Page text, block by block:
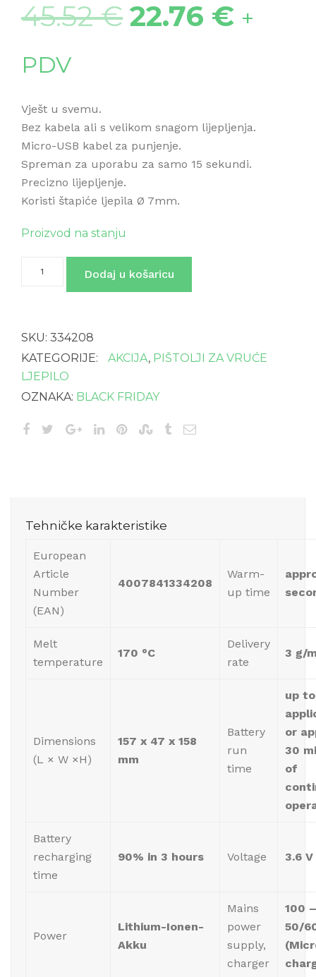
45.52€ 22.76 € +
PDV
Vješt u svemu.
Bez kabela ali s velikom snagom lijepljenja.
Micro-USB kabel za punjenje.
Spreman za uporabu za samo 15 sekundi.
Precizno lijepljenje.
Koristi štapiće ljepila Ø 7mm.
Proizvod na stanju
količina
Dodaj u košaricu
SKU: 334208
KATEGORIJE:
AKCIJA, PIŠTOLJI ZA VRUĆE
LJEPILO
OZNAKA: BLACK FRIDAY
Tehničke karakteristike
European
Article
Number
(EAN)
4007841334208
Warm-
up time
Melt
temperature
170 °C
Delivery
rate
3 g/
Dimensions
(L × W ×H)
157 x 47 x 158
mm
Battery
run
time
up
or
30
of
Battery
recharging
time
90% in 3 hours Voltage 3.6 V
Power
Lithium-Ionen-
Akku
Mains
power
supply,
charger
100
50/